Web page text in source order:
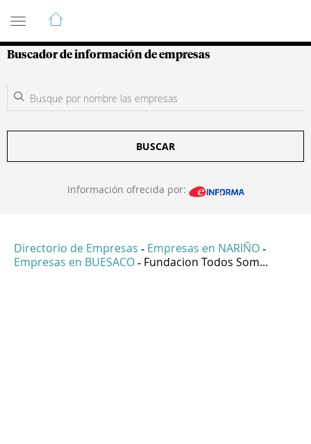
Guía de Empresas Colombianas
Buscador de información de empresas
BUSCAR
Información ofrecida por:
Directorio de Empresas - Empresas en NARIÑO -
Empresas en BUESACO - Fundacion Todos Som...